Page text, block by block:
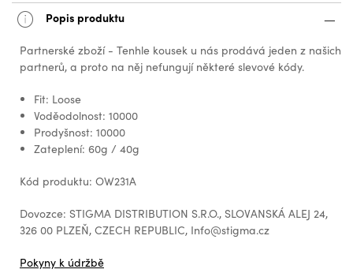
Popis produktu
Partnerské zboží - Tenhle kousek u nás prodává jeden z našich
partnerů, a proto na něj nefungují některé slevové kódy.
Fit: Loose
Voděodolnost: 10000
Prodyšnost: 10000
Zateplení: 60g / 40g
Kód produktu: OW231A
Dovozce: STIGMA DISTRIBUTION S.R.O., SLOVANSKÁ ALEJ 24,
326 00 PLZEŇ, CZECH REPUBLIC, Info@stigma.cz
Pokyny k údržbě